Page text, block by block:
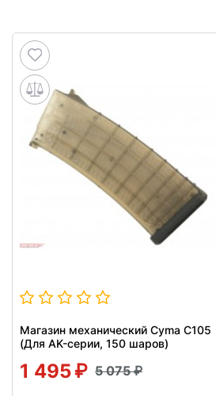
Магазин механический Cyma C105
(Для AK-серии, 150 шаров)
1 495 5 075